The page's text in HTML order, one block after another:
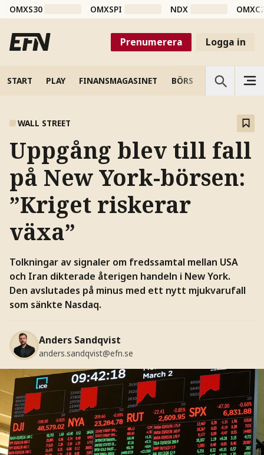
OMXS30 OMXSPI NDX
Prenumerera Logga in
START PLAY FINANSMAGASINET BÖRS VETENSKAP
WALL STREET
Uppgång blev till fall
på New York-börsen:
”Kriget riskerar
växa”
Tolkningar av signaler om fredssamtal mellan USA
och Iran dikterade återigen handeln i New York.
Den avslutades på minus med ett nytt mjukvarufall
som sänkte Nasdaq.
Anders Sandqvist
anders.sandqvist@efn.se